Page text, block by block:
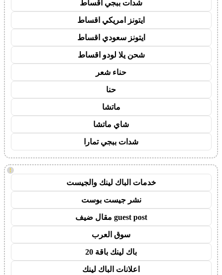
شدات ببجي اقساط
ايتونز امريكي اقساط
ايتونز سعودي اقساط
شحن يلا لودو اقساط
حناء شعر
حنا
ماتشا
شاي ماتشا
شدات ببجي تمارا
!
خدمات الباك لينك والجيست
نشر جيست بوست
guest post مقال ضيف
سوق العرب
باك لينك باقة 20
اعلانات الباك لينك